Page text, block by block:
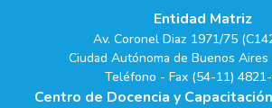
Entidad Matriz
Av. Coronel Diaz 1971/75
Ciudad Autónoma de Buenos
Teléfono - Fax (54-11)
Centro de Docencia y